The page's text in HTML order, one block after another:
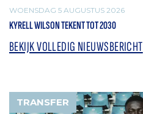
WOENSDAG 5 AUGUSTUS 2026
KYRELL WILSON TEKENT TOT 2030
BEKIJK VOLLEDIG NIEUWSBERICHT
TRANSFER